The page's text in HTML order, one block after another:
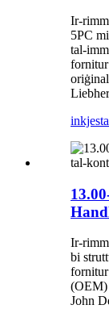
Ir-
5PC
tal-
inkjesta
Ir-
bi
(OEM)
John